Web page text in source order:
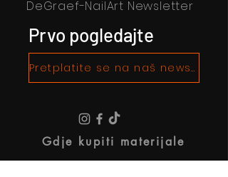
DeGraef-NailArt Newsletter
Prvo pogledajte
Pretplatite se na naš newsletter!
Gdje kupiti materijale